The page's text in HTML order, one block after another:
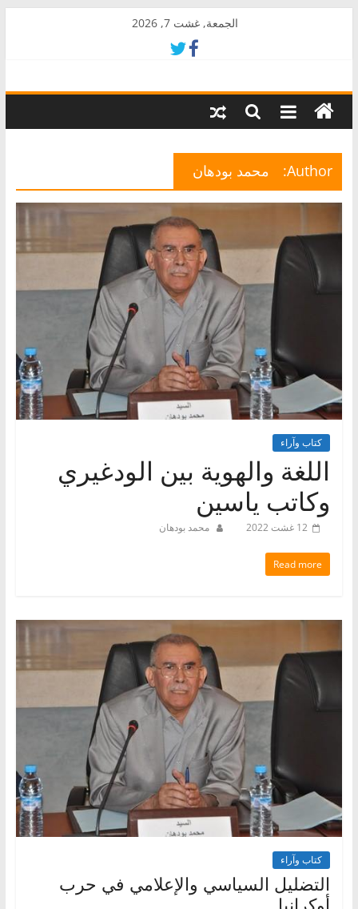
الجمعة, غشت 7, 2026
AkalPress
منبر
المغرب
Author: محمد بودهان
كتاب وآراء
اللغة والهوية بين الودغيري
وكاتب ياسين
12 غشت 2022 محمد بودهان
Read more
كتاب وآراء
التضليل السياسي والإعلامي في حرب